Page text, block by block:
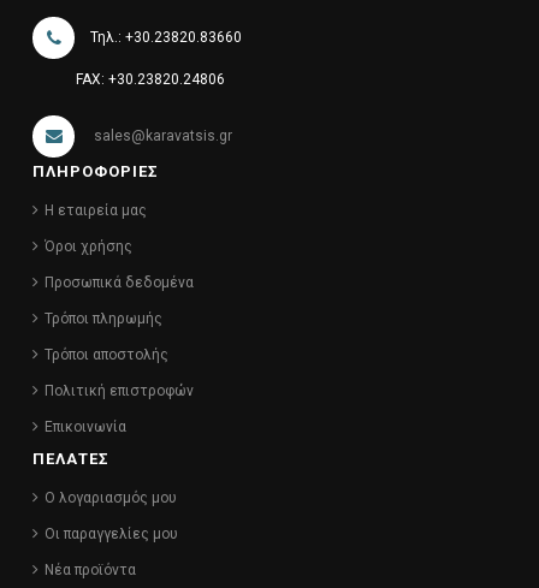
Τηλ.: +30.23820.83660
FAX: +30.23820.24806
sales@karavatsis.gr
ΠΛΗΡΟΦΟΡΙΕΣ
Η εταιρεία μας
Όροι χρήσης
Προσωπικά δεδομένα
Τρόποι πληρωμής
Τρόποι αποστολής
Πολιτική επιστροφών
Επικοινωνία
ΠΕΛΑΤΕΣ
Ο λογαριασμός μου
Οι παραγγελίες μου
Νέα προϊόντα